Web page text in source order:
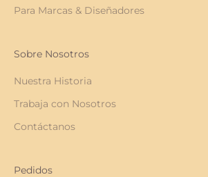
Para Marcas & Diseñadores
Sobre Nosotros
Nuestra Historia
Trabaja con Nosotros
Contáctanos
Pedidos